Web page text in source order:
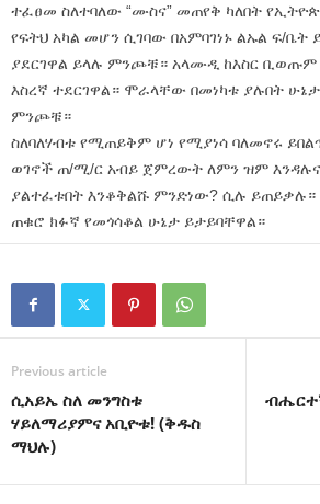
ተፈፀመ ስለተባለው “ሙስና” መጠየቅ ካለበት
የፍትህ አካል መሆን ሲገባው በአምባገነኑ ልኡል ፍ/ቤት
ያደርገዋል ይላሉ ምንጮቹ። አላሙዲ ከእስር
እስረኛ ተደርገዋል። ሞራላቸው በመነካቱ ያሉበት
ምንጮቹ።
ስለባለሃብቱ የሚጠይቅም ሆነ የሚያነሳ ባለመኖሩ
ወገኖች ጠ/ሚ/ር አብይ ጀምረውት ለምን ዝም
ያልተፈቱበት እንቆቅልሹ ምንድነው? ሲሉ
ጠቁሮ ክፉኛ የመጎሳቆል ሁኔታ ይታይባቸዋል።
Previous article
ሲአይኤ ስለ መንግስቱ
ሃይለማሪያምና አቢዮቱ! (ቅዱስ
ማህሉ)